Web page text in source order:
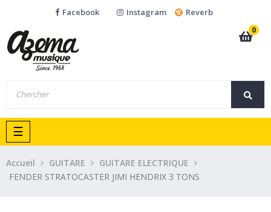
Facebook Instagram
Reverb
0
Basculer
la
navigation
☰
Accueil GUITARE
GUITARE ELECTRIQUE
FENDER STRATOCASTER JIMI HENDRIX 3 TONS